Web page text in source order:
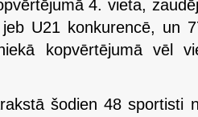
4. vieta,
U21 konkurencē, un
kopvērtējumā vēl
šodien 48 sportisti